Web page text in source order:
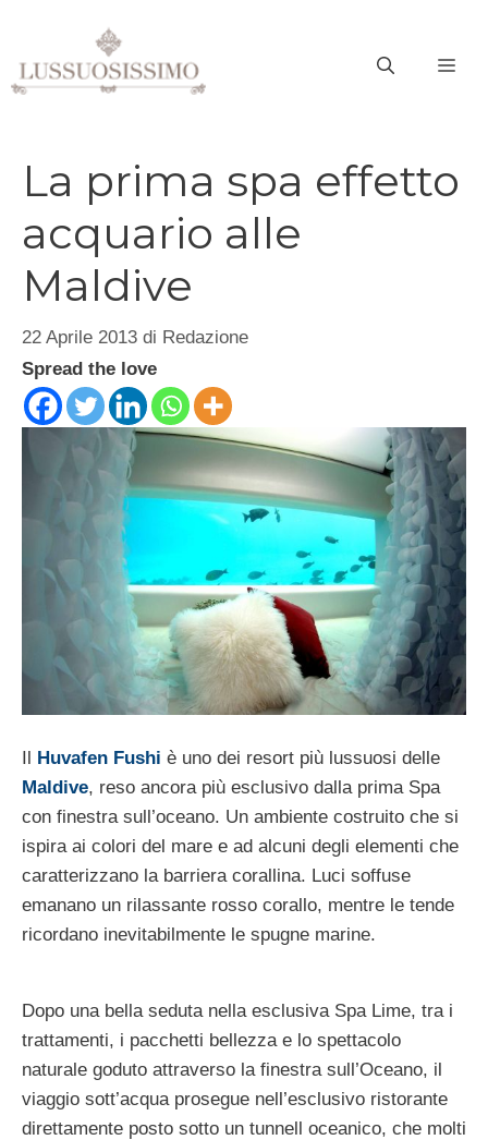
contenuto
La prima spa effetto
acquario alle
Maldive
22 Aprile 2013 di Redazione
Spread the love
Il Huvafen Fushi è uno dei resort più lussuosi delle
Maldive, reso ancora più esclusivo dalla prima Spa
con finestra sull’oceano. Un ambiente costruito che si
ispira ai colori del mare e ad alcuni degli elementi che
caratterizzano la barriera corallina. Luci soffuse
emanano un rilassante rosso corallo, mentre le tende
ricordano inevitabilmente le spugne marine.
Dopo una bella seduta nella esclusiva Spa Lime, tra i
trattamenti, i pacchetti bellezza e lo spettacolo
naturale goduto attraverso la finestra sull’Oceano, il
viaggio sott’acqua prosegue nell’esclusivo ristorante
direttamente posto sotto un tunnell oceanico, che molti